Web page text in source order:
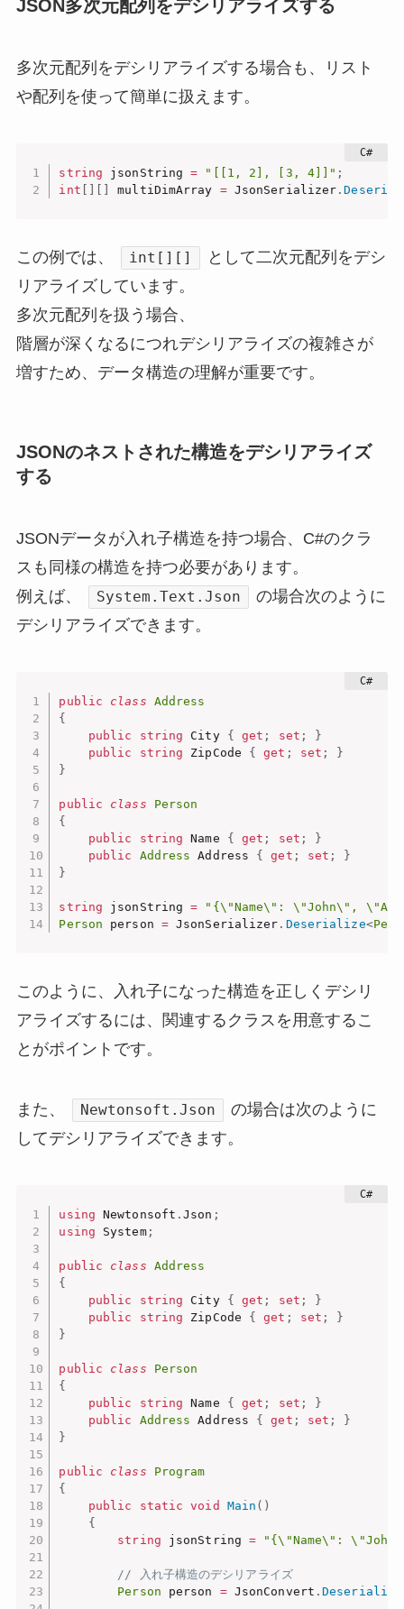
JSON多次元配列をデシリアライズする
多次元配列をデシリアライズする場合も、リスト
や配列を使って簡単に扱えます。
string jsonString = "[[1, 2], [3, 4]]" ;
int
multiDimArray = JsonSerializer .
この例では、 int[][]
として二次元配列をデシ
リアライズしています。
多次元配列を扱う場合、
階層が深くなるにつれデシリアライズの複雑さが
増すため、データ構造の理解が重要です。
JSONのネストされた構造をデシリアライズ
する
JSONデータが入れ子構造を持つ場合、C#のクラ
スも同様の構造を持つ必要があります。
例えば、
System.Text.Json
の場合次のように
デシリアライズできます。
public class Address
{
public
string City { get ; set ;
}
public
string ZipCode { get ; set ;
}
}
public class
Person
{
public
string Name { get ; set ;
}
public
Address Address { get ; set ;
}
}
string jsonString =
"{\"Name\": \"John\",
Person person = JsonSerializer . Deserialize<
このように、入れ子になった構造を正しくデシリ
アライズするには、関連するクラスを用意するこ
とがポイントです。
また、 Newtonsoft.Json
の場合は次のように
してデシリアライズできます。
using Newtonsoft .Json ;
using System;
public class Address
{
public
string City { get ; set ;
}
public
string ZipCode { get ; set ;
}
}
public class
Person
{
public
string Name { get ; set ;
}
public
Address Address { get ; set ;
}
}
public class
Program
{
public
static void Main ( )
{
string jsonString = "{\"Name\":
// 入れ子構造のデシリアライズ
Person person = JsonConvert .